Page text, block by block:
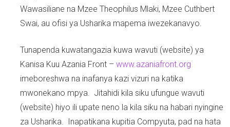
Wawasiliane na Mzee Theophilus Mlaki, Mzee Cuthbert
Swai, au ofisi ya Usharika mapema iwezekanavyo.
Tunapenda kuwatangazia kuwa wavuti (website) ya
Kanisa Kuu Azania Front – www.azaniafront.org
imeboreshwa na inafanya kazi vizuri na katika
mwonekano mpya. Jitahidi kila siku ufungue wavuti
(website) hiyo ili upate neno la kila siku na habari nyingine
za Usharika. Inapatikana kupitia Compyuta, pad na hata